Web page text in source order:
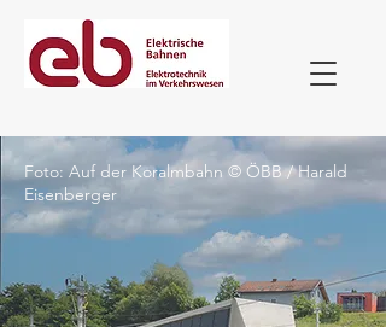
Foto: Auf der Koralmbahn © ÖBB / Harald
Eisenberger